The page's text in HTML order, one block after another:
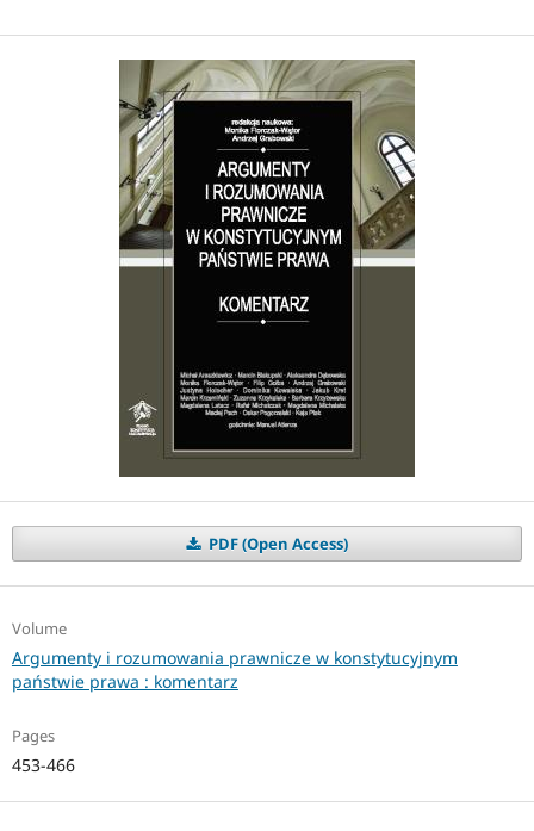
PDF (Open Access)
Volume
Argumenty i rozumowania prawnicze w konstytucyjnym
państwie prawa : komentarz
Pages
453-466